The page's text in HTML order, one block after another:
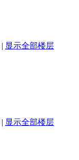
| 显示全部楼层
| 显示全部楼层